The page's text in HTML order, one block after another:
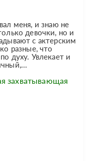
меня, и знаю не
девочки, но и
с актерским
разные, что
духу. Увлекает и
захватывающая